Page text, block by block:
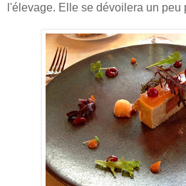
l'élevage. Elle se dévoilera un peu